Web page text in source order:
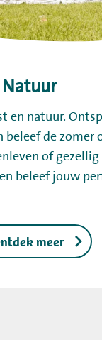
Natuur
en natuur.
de zomer
of
beleef jouw
meer